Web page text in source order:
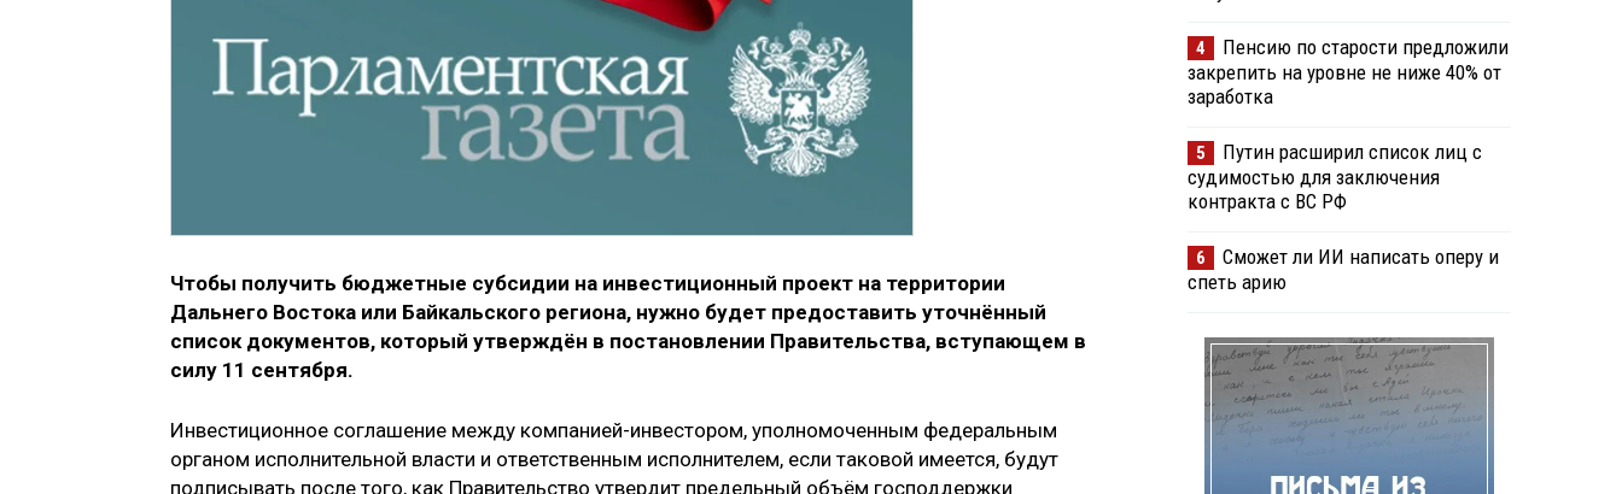
Чтобы получить бюджетные субсидии на инвестиционный проект на территории
Дальнего Востока или Байкальского региона, нужно будет предоставить уточнённый
список документов, который утверждён в постановлении Правительства, вступающем в
силу 11 сентября.
Инвестиционное соглашение между компанией-инвестором, уполномоченным федеральным
органом исполнительной власти и ответственным исполнителем, если таковой имеется, будут
подписывать после того, как Правительство утвердит предельный объём господдержки
4
Пенсию по старости предложили
закрепить на уровне не ниже 40% от
заработка
5
Путин расширил список лиц с
судимостью для заключения
контракта с ВС РФ
6
Сможет ли ИИ написать оперу и
спеть арию